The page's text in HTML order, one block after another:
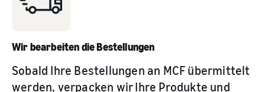
Wir bearbeiten die Bestellungen
Sobald Ihre Bestellungen an MCF übermittelt
werden, verpacken wir Ihre Produkte und